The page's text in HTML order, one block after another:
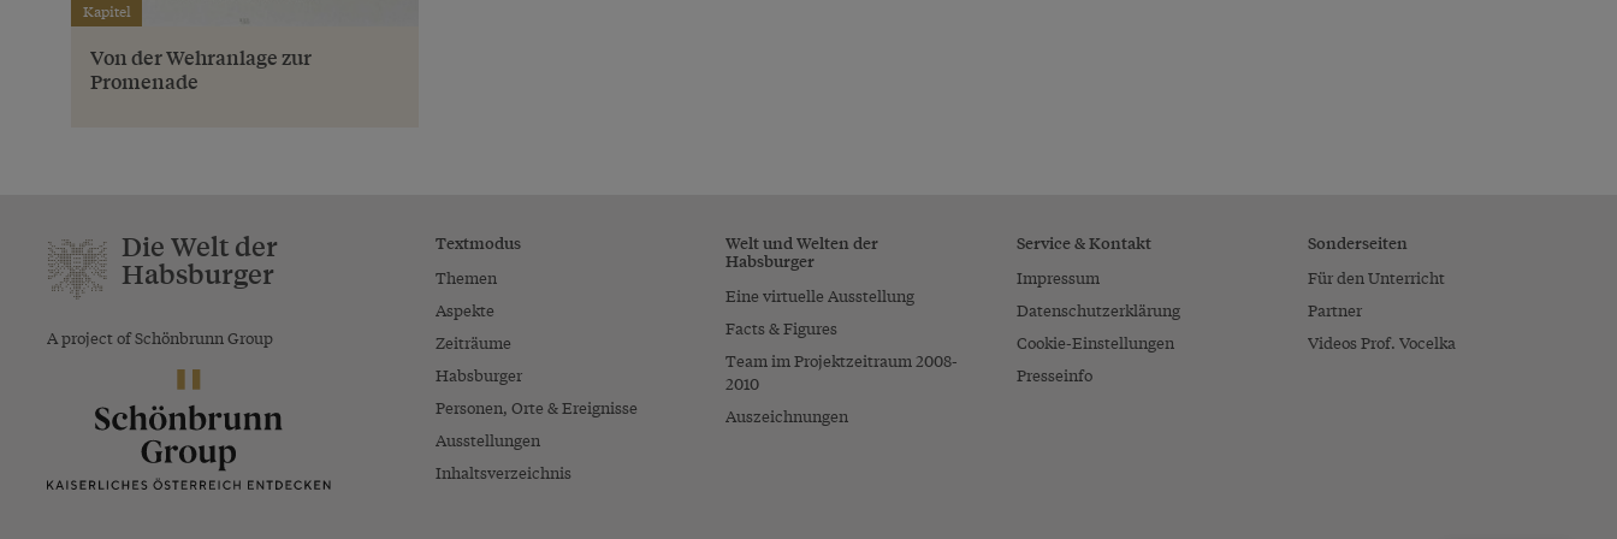
Kapitel
Von der Wehranlage zur
Promenade
Die Welt der
Habsburger
A project of Schönbrunn Group
Textmodus
Themen
Aspekte
Zeiträume
Habsburger
Personen, Orte & Ereignisse
Ausstellungen
Inhaltsverzeichnis
Welt und Welten der
Habsburger
Eine virtuelle Ausstellung
Facts & Figures
Team im Projektzeitraum 2008-
2010
Auszeichnungen
Service & Kontakt
Impressum
Datenschutzerklärung
Cookie-Einstellungen
Presseinfo
Sonderseiten
Für den Unterricht
Partner
Videos Prof. Vocelka